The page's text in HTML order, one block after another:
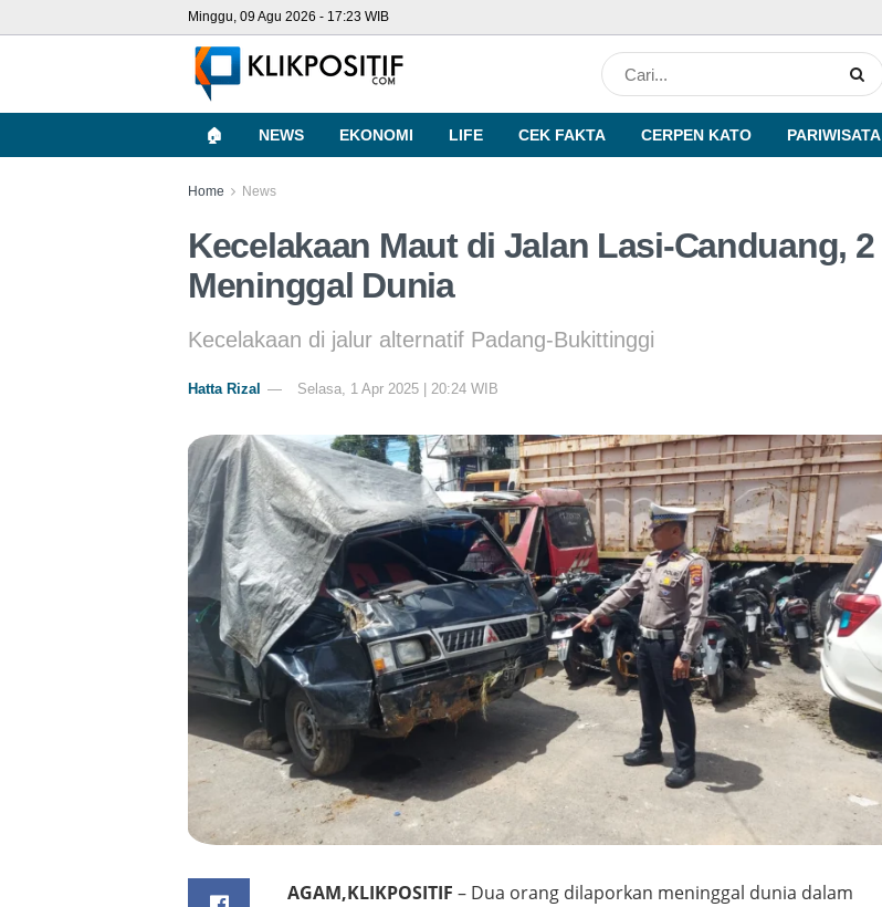
Minggu, 09 Agu 2026 - 17:23 WIB
🏠 NEWS EKONOMI LIFE CEK FAKTA CERPEN KATO PARIWISATA
Home News
Kecelakaan Maut di Jalan Lasi-Canduang, 2
Meninggal Dunia
Kecelakaan di jalur alternatif Padang-Bukittinggi
Hatta Rizal Selasa, 1 Apr 2025 | 20:24 WIB
AGAM,KLIKPOSITIF – Dua orang dilaporkan meninggal dunia dalam